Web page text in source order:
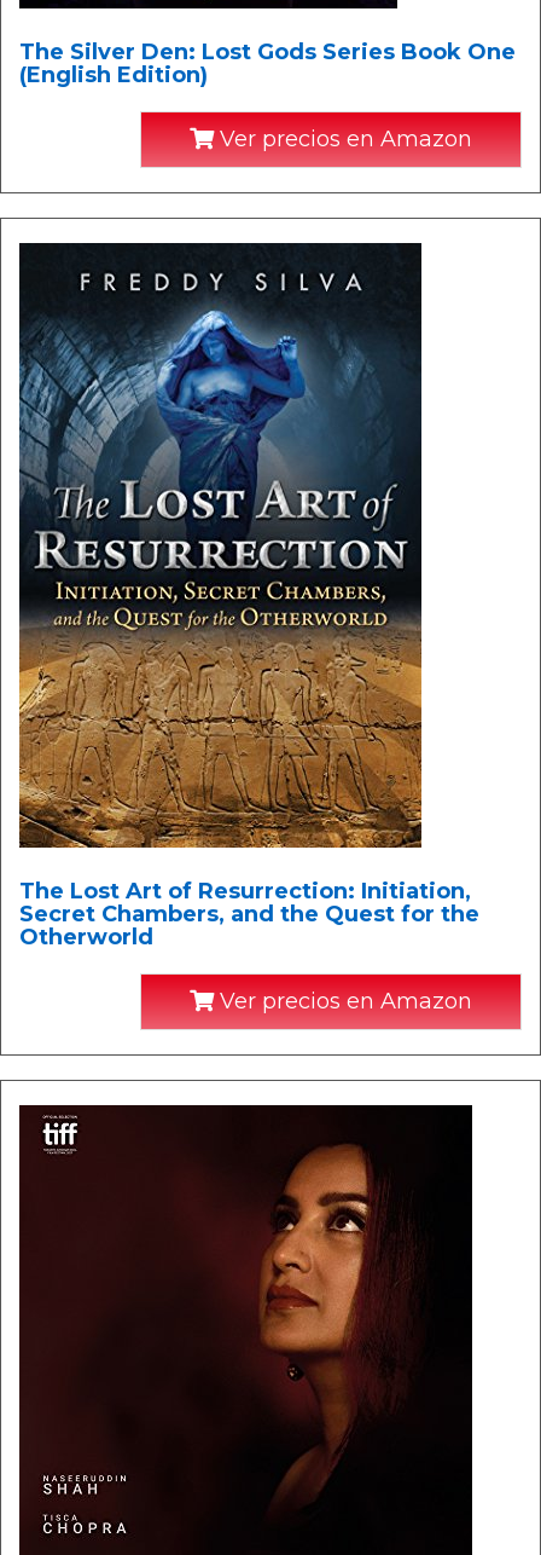
The Silver Den: Lost Gods Series Book One
(English Edition)
Ver precios en Amazon
The Lost Art of Resurrection: Initiation,
Secret Chambers, and the Quest for the
Otherworld
Ver precios en Amazon